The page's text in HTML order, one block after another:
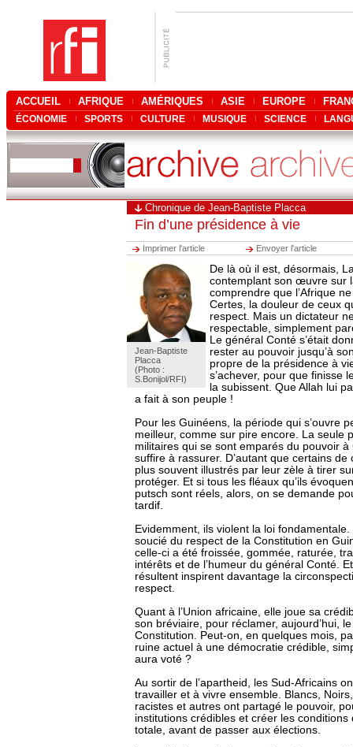
ACCUEIL AFRIQUE AMÉRIQUES ASIE EUROPE
ÉCONOMIE SPORTS CULTURE MUSIQUE SCIENCE
Chronique de Jean-Baptiste Placca
Fin d’une présidence à vie
Imprimer l'article Envoyer l'article
Jean-Baptiste
Placca
(Photo :
S.Bonijol/RFI)
De là où il est, désormais,
contemplant son œuvre sur
comprendre que l’Afrique
Certes, la douleur de ceux
respect. Mais un dictateur
respectable, simplement
Le général Conté s’était
rester au pouvoir jusqu’à
propre de la présidence à
s’achever, pour que finisse
la subissent. Que Allah lui
a fait à son peuple !
Pour les Guinéens, la période qui s’ouvre
meilleur, comme sur pire encore. La seule
militaires qui se sont emparés du pouvoir
suffire à rassurer. D’autant que certains de
plus souvent illustrés par leur zèle à tirer
protéger. Et si tous les fléaux qu’ils
putsch sont réels, alors, on se demande
tardif.
Evidemment, ils violent la loi fondamentale.
soucié du respect de la Constitution en
celle-ci a été froissée, gommée, raturée,
intérêts et de l’humeur du général Conté.
résultent inspirent davantage la
respect.
Quant à l’Union africaine, elle joue sa
son bréviaire, pour réclamer, aujourd’hui,
Constitution. Peut-on, en quelques mois,
ruine actuel à une démocratie crédible,
aura voté ?
Au sortir de l’apartheid, les Sud-Africains
travailler et à vivre ensemble. Blancs,
racistes et autres ont partagé le pouvoir,
institutions crédibles et créer les conditions
totale, avant de passer aux élections.